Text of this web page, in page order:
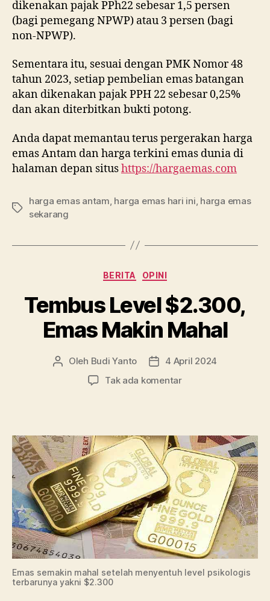
dikenakan pajak PPh22 sebesar 1,5 persen
(bagi pemegang NPWP) atau 3 persen (bagi
non-NPWP).
Sementara itu, sesuai dengan PMK Nomor 48
tahun 2023, setiap pembelian emas batangan
akan dikenakan pajak PPH 22 sebesar 0,25%
dan akan diterbitkan bukti potong.
Anda dapat memantau terus pergerakan harga
emas Antam dan harga terkini emas dunia di
halaman depan situshttps://hargaemas.com
Tag
harga emas antam harga emas hari ini harga emas
sekarang
Kategori
BERITA OPINI
Tembus Level $2.300,
Emas Makin Mahal
Penulis
Oleh Budi Yanto
Tanggal
artikel
4 April 2024
Tak ada komentarpada
Emas
Makin
Mahal
Emas semakin mahal setelah menyentuh level psikologis
terbarunya yakni $2.300